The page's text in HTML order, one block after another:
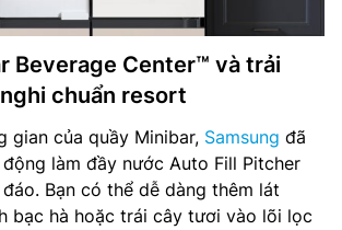
Beverage Center™ và trải
chuẩn resort
gian của quầy Minibar, Samsung đã
làm đầy nước Auto Fill Pitcher
Bạn có thể dễ dàng thêm lát
bạc hà hoặc trái cây tươi vào lõi lọc